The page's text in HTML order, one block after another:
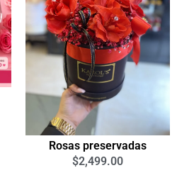
Rosas preservadas
$2,499.00